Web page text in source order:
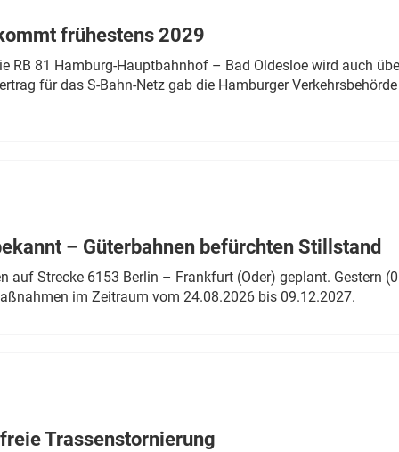
frühestens 2029
RB 81 Hamburg-Hauptbahnhof – Bad Oldesloe wird auch
für das S-Bahn-Netz gab die Hamburger
– Güterbahnen befürchten Stillstand
auf Strecke 6153 Berlin – Frankfurt (Oder) geplant. Gestern
im Zeitraum vom 24.08.2026 bis 09.12.2027.
Trassenstornierung